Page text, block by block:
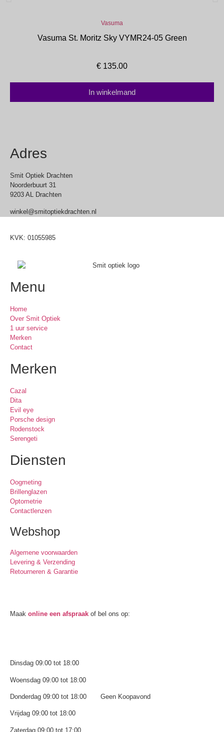
Vasuma
Vasuma St. Moritz Sky VYMR24-05 Green
€ 135.00
In winkelmand
Adres
Smit Optiek Drachten
Noorderbuurt 31
9203 AL Drachten
winkel@smitoptiekdrachten.nl
KVK: 01055985
Menu
Home
Over Smit Optiek
1 uur service
Merken
Contact
Merken
Cazal
Dita
Evil eye
Porsche design
Rodenstock
Serengeti
Diensten
Oogmeting
Brillenglazen
Optometrie
Contactlenzen
Webshop
Algemene voorwaarden
Levering & Verzending
Retourneren & Garantie
Maak online een afspraak of bel ons op:
Dinsdag 09:00 tot 18:00
Woensdag 09:00 tot 18:00
Donderdag 09:00 tot 18:00 Geen Koopavond
Vrijdag 09:00 tot 18:00
Zaterdag 09:00 tot 17:00